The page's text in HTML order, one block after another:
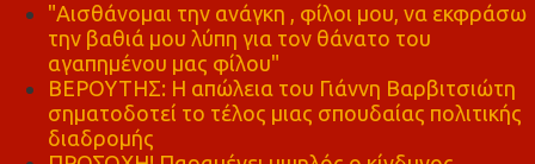
"Αισθάνομαι την ανάγκη , φίλοι μου, να εκφράσω
την βαθιά μου λύπη για τον θάνατο του
αγαπημένου μας φίλου"
ΒΕΡΟΥΤΗΣ: Η απώλεια του Γιάννη Βαρβιτσιώτη
σηματοδοτεί το τέλος μιας σπουδαίας πολιτικής
διαδρομής